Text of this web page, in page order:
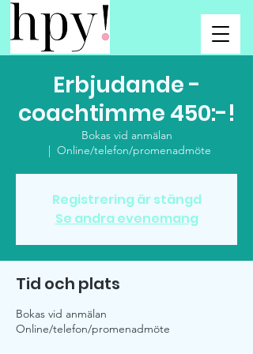
Erbjudande -
coachtimme 450:-!
Bokas vid anmälan
  |
Online/telefon/promenadmöte
Registrering är stängd
Se andra evenemang
Tid och plats
Bokas vid anmälan
Online/telefon/promenadmöte